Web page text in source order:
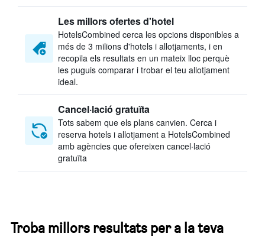
Les millors ofertes d'hotel
HotelsCombined cerca les opcions disponibles a
més de 3 milions d'hotels i allotjaments, i en
recopila els resultats en un mateix lloc perquè
les puguis comparar i trobar el teu allotjament
ideal.
Cancel·lació gratuïta
Tots sabem que els plans canvien. Cerca i
reserva hotels i allotjament a HotelsCombined
amb agències que ofereixen cancel·lació
gratuïta
Troba millors resultats per a la teva